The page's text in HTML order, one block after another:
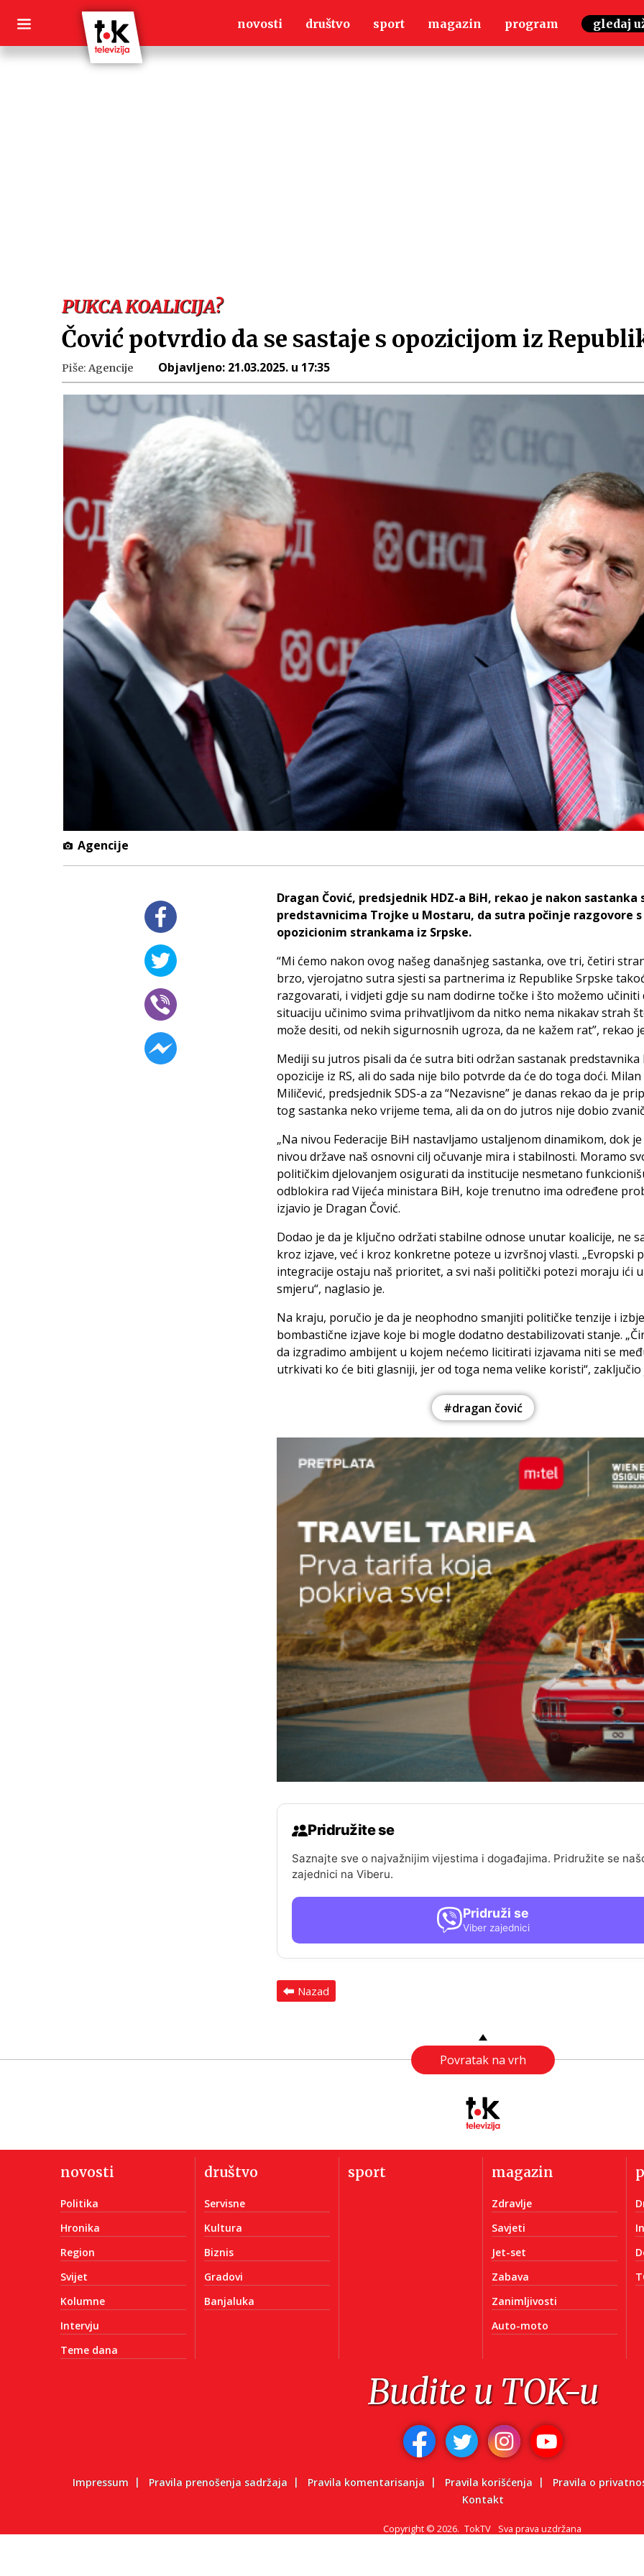
content
novosti društvo sport magazin program gledaj
PUKCA KOALICIJA?
Čović potvrdio da se sastaje s opozicijom iz
Piše: Agencije Objavljeno: 21.03.2025. u 17:35
Agencije
Dragan Čović, predsjednik HDZ-a BiH, rekao je nakon sastanka
predstavnicima Trojke u Mostaru, da sutra počinje razgovore s
opozicionim strankama iz Srpske.
“Mi ćemo nakon ovog našeg današnjeg sastanka, ove tri, četiri
brzo, vjerojatno sutra sjesti sa partnerima iz Republike Srpske
razgovarati, i vidjeti gdje su nam dodirne točke i što možemo učiniti
situaciju učinimo svima prihvatljivom da nitko nema nikakav strah
može desiti, od nekih sigurnosnih ugroza, da ne kažem rat”, rekao
Mediji su jutros pisali da će sutra biti održan sastanak predstavnika
opozicije iz RS, ali do sada nije bilo potvrde da će do toga doći. Milan
Miličević, predsjednik SDS-a za “Nezavisne” je danas rekao da je
tog sastanka neko vrijeme tema, ali da on do jutros nije dobio
„Na nivou Federacije BiH nastavljamo ustaljenom dinamikom, dok
nivou države naš osnovni cilj očuvanje mira i stabilnosti. Moramo
političkim djelovanjem osigurati da institucije nesmetano
odblokira rad Vijeća ministara BiH, koje trenutno ima određene
izjavio je Dragan Čović.
Dodao je da je ključno održati stabilne odnose unutar koalicije, ne
kroz izjave, već i kroz konkretne poteze u izvršnoj vlasti. „Evropski
integracije ostaju naš prioritet, a svi naši politički potezi moraju ići
smjeru“, naglasio je.
Na kraju, poručio je da je neophodno smanjiti političke tenzije i
bombastične izjave koje bi mogle dodatno destabilizovati stanje.
da izgradimo ambijent u kojem nećemo licitirati izjavama niti se
utrkivati ko će biti glasniji, jer od toga nema velike koristi“, zaključio
#dragan čović
Pridružite se
Saznajte sve o najvažnijim vijestima i događajima. Pridružite se
zajednici na Viberu.
Pridruži se
Viber zajednici
Nazad
Povratak na vrh
novosti
Politika
Hronika
Region
Svijet
Kolumne
Intervju
Teme dana
društvo
Servisne
Kultura
Biznis
Gradovi
Banjaluka
sport magazin
Zdravlje
Savjeti
Jet-set
Zabava
Zanimljivosti
Auto-moto
Budite u TOK-u
Impressum Pravila prenošenja sadržaja Pravila komentarisanja Pravila korišćenja
Pravila o
Kontakt
Copyright © 2026. TokTV Sva prava uzdržana